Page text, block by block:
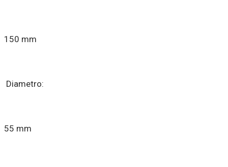
150 mm
Diametro:
55 mm